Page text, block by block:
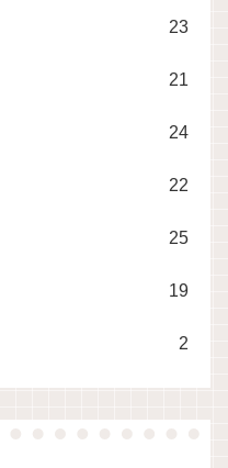
23
21
24
22
25
19
2